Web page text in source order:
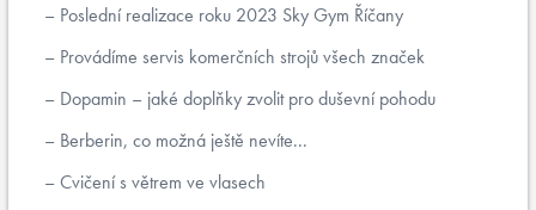
Poslední realizace roku 2023 Sky Gym Říčany
Provádíme servis komerčních strojů všech značek
Dopamin – jaké doplňky zvolit pro duševní pohodu
Berberin, co možná ještě nevíte...
Cvičení s větrem ve vlasech